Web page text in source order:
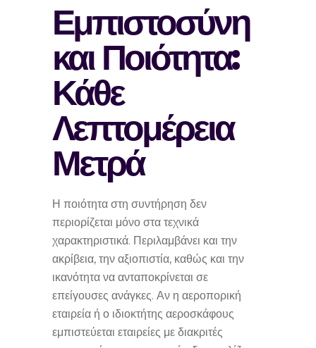
Εμπιστοσύνη
και Ποιότητα:
Κάθε
Λεπτομέρεια
Μετρά
Η ποιότητα στη συντήρηση δεν
περιορίζεται μόνο στα τεχνικά
χαρακτηριστικά. Περιλαμβάνει και την
ακρίβεια, την αξιοπιστία, καθώς και την
ικανότητα να ανταποκρίνεται σε
επείγουσες ανάγκες. Αν η αεροπορική
εταιρεία ή ο ιδιοκτήτης αεροσκάφους
εμπιστεύεται εταιρείες με διακριτές